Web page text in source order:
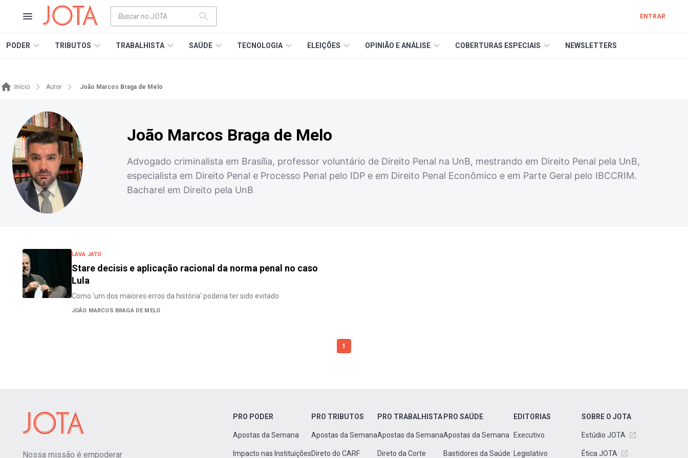
ENTRAR
PODER TRIBUTOS TRABALHISTA SAÚDE TECNOLOGIA ELEIÇÕES OPINIÃO E ANÁLISE COBERTURAS ESPECIAIS NEWSLETTERS
Início Autor João Marcos Braga de Melo
João Marcos Braga de Melo
Advogado criminalista em Brasília, professor voluntário de Direito Penal na UnB, mestrando em Direito Penal pela UnB,
especialista em Direito Penal e Processo Penal pelo IDP e em Direito Penal Econômico e em Parte Geral pelo IBCCRIM.
Bacharel em Direito pela UnB
LAVA JATO
Stare decisis e aplicação racional da norma penal no caso
Lula
Como 'um dos maiores erros da história' poderia ter sido evitado
JOÃO MARCOS BRAGA DE MELO
1
Nossa missão é empoderar
PRO PODER
Apostas da Semana
Impacto nas Instituições
PRO TRIBUTOS
Apostas da Semana
Direto do CARF
PRO TRABALHISTA
Apostas da Semana
Direto da Corte
PRO SAÚDE
Apostas da Semana
Bastidores da Saúde
EDITORIAS
Executivo
Legislativo
SOBRE O JOTA
Estúdio JOTA
Ética JOTA